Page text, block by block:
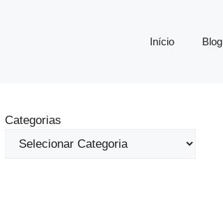
Início Blog
Categorias